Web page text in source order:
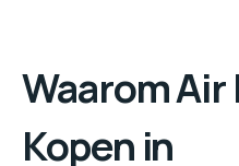
Waarom Air
Kopen in